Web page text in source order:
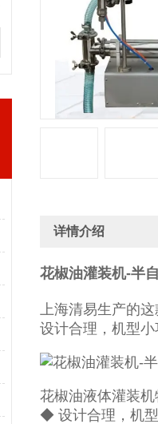
详情介绍
花椒油灌装机-半
上海清易生产的
设计合理，机型
花椒油液体灌装
◆ 设计合理，机